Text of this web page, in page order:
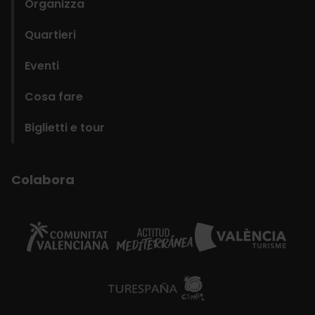
Organizza
Quartieri
Eventi
Cosa fare
Biglietti e tour
Colabora